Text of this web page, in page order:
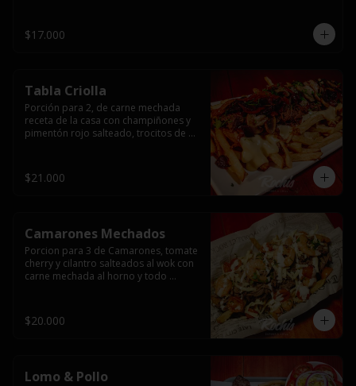
$17.000
Tabla Criolla
Porción para 2, de carne mechada
receta de la casa con champiñones y
pimentón rojo salteado, trocitos de
papas fritas.
$21.000
Camarones Mechados
Porcion para 3 de Camarones, tomate
cherry y cilantro salteados al wok con
carne mechada al horno y todo
casera.
$20.000
Lomo & Pollo